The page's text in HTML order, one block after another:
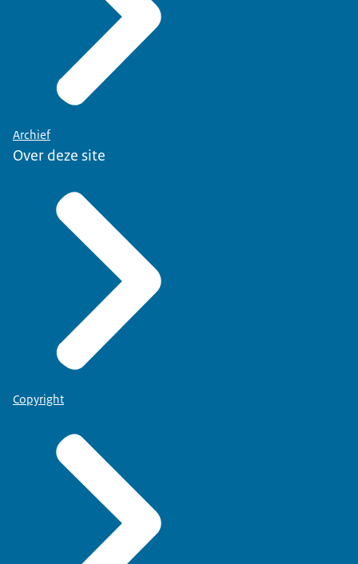
Archief
Over deze site
Copyright